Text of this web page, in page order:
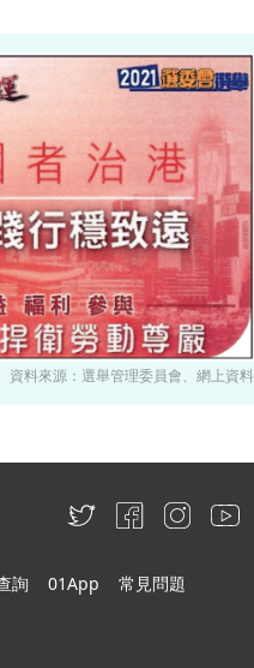
資料來源：選舉管理委員會、網上資料
詢 01App
常見問題